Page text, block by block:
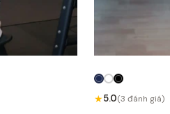
★5.0(3 đánh giá)